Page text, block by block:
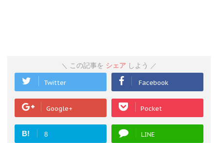
＼ この記事を シェア しよう ／
Twitter Facebook
Google+ Pocket
B! 8 LINE